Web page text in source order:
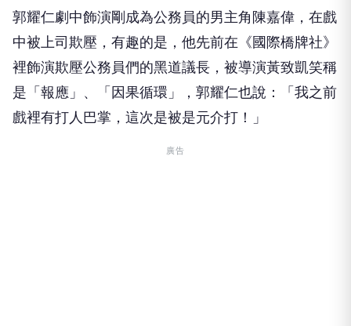
郭耀仁劇中飾演剛成為公務員的男主角陳嘉偉，在戲
中被上司欺壓，有趣的是，他先前在《國際橋牌社》
裡飾演欺壓公務員們的黑道議長，被導演黃致凱笑稱
是「報應」、「因果循環」，郭耀仁也說：「我之前
戲裡有打人巴掌，這次是被是元介打！」
廣告